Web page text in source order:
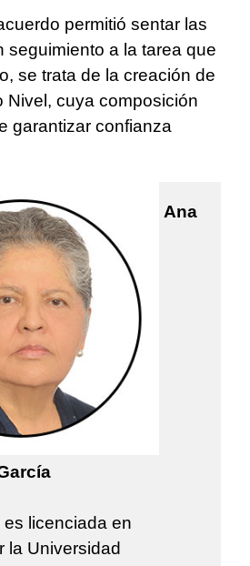
permitió sentar las
seguimiento a la tarea que
se trata de la creación de
Nivel, cuya composición
garantizar confianza
Ana
licenciada en
la Universidad